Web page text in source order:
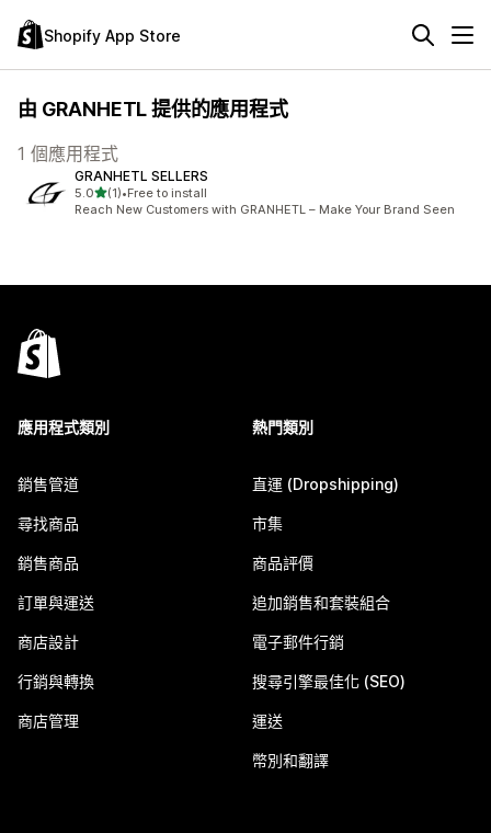
Shopify App Store
由 GRANHETL 提供的應用程式
1 個應用程式
GRANHETL SELLERS
5.0滿分 5 顆星
(1)
共有 1 則評價
•Free to install
Reach New Customers with GRANHETL – Make Your Brand Seen
應用程式類別
銷售管道
尋找商品
銷售商品
訂單與運送
商店設計
行銷與轉換
商店管理
熱門類別
直運 (Dropshipping)
市集
商品評價
追加銷售和套裝組合
電子郵件行銷
搜尋引擎最佳化 (SEO)
運送
幣別和翻譯